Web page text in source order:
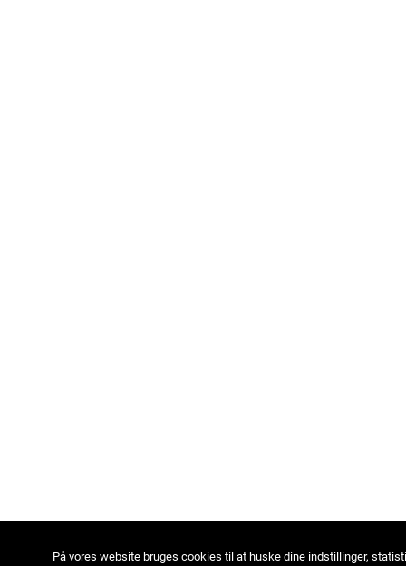
På vores website bruges cookies til at huske dine indstillinger,